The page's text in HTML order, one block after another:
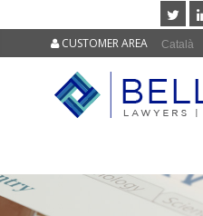
Català
CUSTOMER AREA